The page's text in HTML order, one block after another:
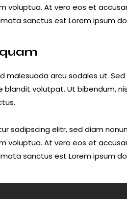
voluptua. At vero eos et
sanctus est Lorem ipsum
malesuada arcu sodales ut.
blandit volutpat. Ut bibendum,
sadipscing elitr, sed diam
voluptua. At vero eos et
sanctus est Lorem ipsum